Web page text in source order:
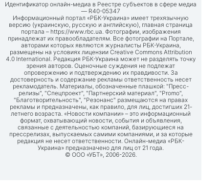
Идентификатор онлайн-медиа в Реестре субъектов в сфере медиа
— R40-05347
Информационный портал «РБК-Украина» имеет трехязычную
версию (украинскую, русскую и английскую), главная страница
портала – https://www.rbc.ua. Фотографии, изображения
принадлежат их правообладателям. Все фотографии на Портале,
авторами которых являются журналисты РБК-Украина,
размещены на условиях лицензии Creative Commons Attribution
4.0 International. Редакция РБК-Украина может не разделять точку
зрения авторов. Оценочные суждения не подлежат
опровержению и подтверждению их правдивости. За
достоверность и содержание рекламы ответственность несет
рекламодатель. Материалы, обозначенные плашкой: "Пресс-
релизы", "Спецпроект", "Партнерский материал", "Promo",
"Благотворительность", "Резонанс" размещаются на правах
рекламы и предназначены, как правило, для лиц, достигших 21-
летнего возраста. «Новости компании» – это информационный
формат, охватывающий новости, события и объявления,
связанные с деятельностью компаний, базирующиеся на
прессрелизах, выпускаемых самими компаниями, и за которые
редакция не несет ответственности. Онлайн-медиа «РБК-
Украина» предназначено для лиц от 21 года.
© ООО «УБТ», 2006-2026.